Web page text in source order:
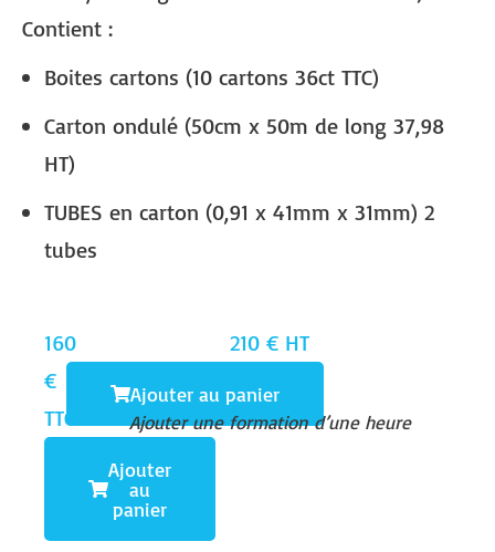
Contient :
Boites cartons (10 cartons 36ct TTC)
Carton ondulé (50cm x 50m de long 37,98
HT)
TUBES en carton (0,91 x 41mm x 31mm) 2
tubes
160
€
TTC
Ajouter
au
panier
210 € HT
Ajouter au panier
Ajouter une formation d’une heure